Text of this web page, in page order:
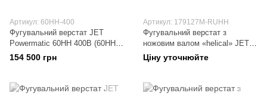
Артикул: 60HH-400
Фугувальний верстат JET
Powermatic 60HH 400В (60HH-
400)
154 500 грн
Артикул: 179127M-RUHH
Фугувальний верстат з
ножовим валом «helical» JET
54A HH 179127M-RUHH
Ціну уточнюйте